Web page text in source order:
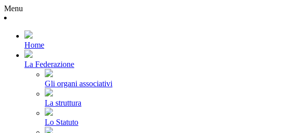
Menu
Home
La Federazione
Gli organi associativi
La struttura
Lo Statuto